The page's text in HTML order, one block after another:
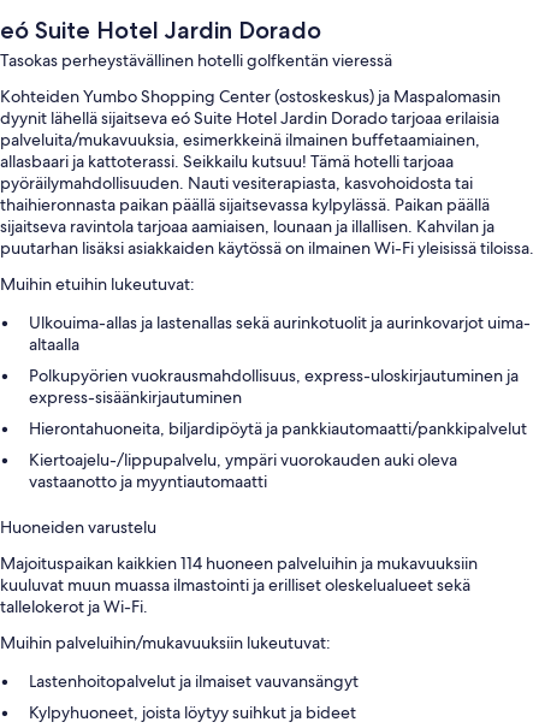
eó Suite Hotel Jardin Dorado
Tasokas perheystävällinen hotelli golfkentän vieressä
Kohteiden Yumbo Shopping Center (ostoskeskus) ja Maspalomasin
dyynit lähellä sijaitseva eó Suite Hotel Jardin Dorado tarjoaa erilaisia
palveluita/mukavuuksia, esimerkkeinä ilmainen buffetaamiainen,
allasbaari ja kattoterassi. Seikkailu kutsuu! Tämä hotelli tarjoaa
pyöräilymahdollisuuden. Nauti vesiterapiasta, kasvohoidosta tai
thaihieronnasta paikan päällä sijaitsevassa kylpylässä. Paikan päällä
sijaitseva ravintola tarjoaa aamiaisen, lounaan ja illallisen. Kahvilan ja
puutarhan lisäksi asiakkaiden käytössä on ilmainen Wi-Fi yleisissä tiloissa.
Muihin etuihin lukeutuvat:
Ulkouima-allas ja lastenallas sekä aurinkotuolit ja aurinkovarjot uima-
altaalla
Polkupyörien vuokrausmahdollisuus, express-uloskirjautuminen ja
express-sisäänkirjautuminen
Hierontahuoneita, biljardipöytä ja pankkiautomaatti/pankkipalvelut
Kiertoajelu-/lippupalvelu, ympäri vuorokauden auki oleva
vastaanotto ja myyntiautomaatti
Huoneiden varustelu
Majoituspaikan kaikkien 114 huoneen palveluihin ja mukavuuksiin
kuuluvat muun muassa ilmastointi ja erilliset oleskelualueet sekä
tallelokerot ja Wi-Fi.
Muihin palveluihin/mukavuuksiin lukeutuvat:
Lastenhoitopalvelut ja ilmaiset vauvansängyt
Kylpyhuoneet, joista löytyy suihkut ja bideet